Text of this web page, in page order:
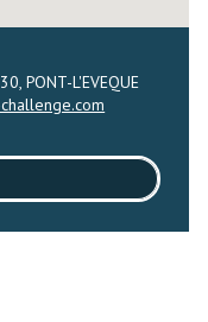
PONT-L'EVEQUE